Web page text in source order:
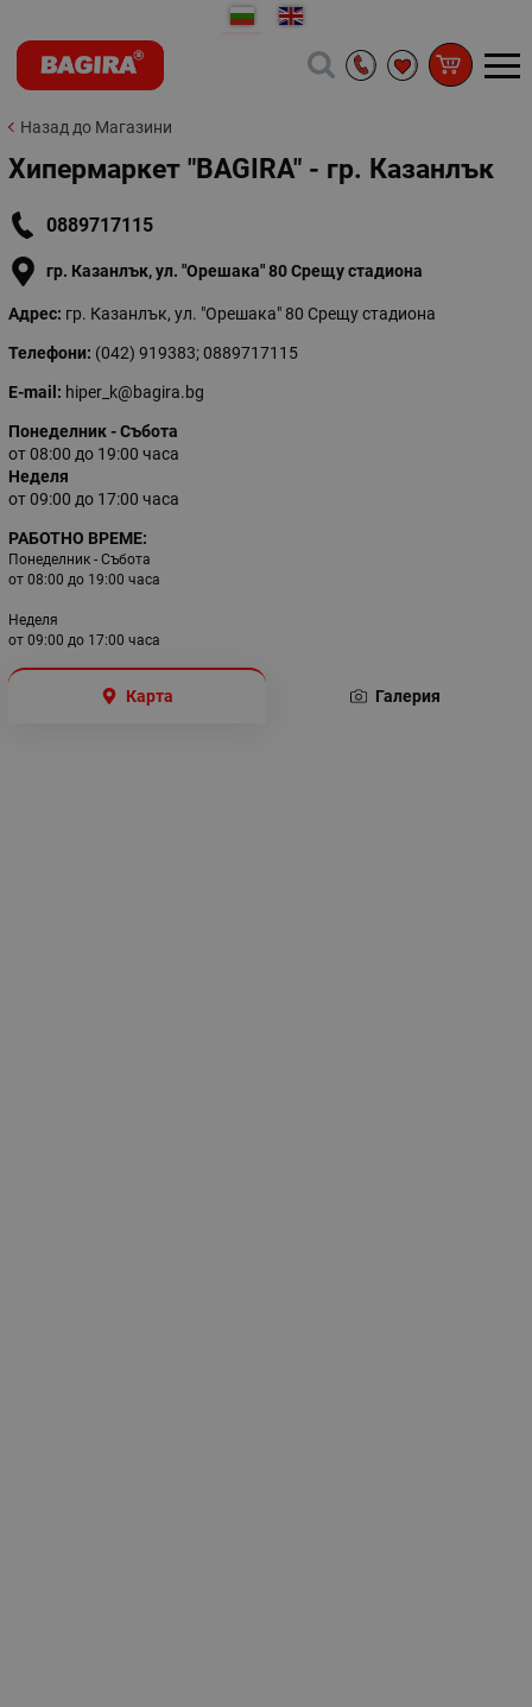
Назад до Магазини
Хипермаркет "BAGIRA" - гр. Казанлък
0889717115
гр. Казанлък, ул. "Орешака" 80 Срещу стадиона
Адрес: гр. Казанлък, ул. "Орешака" 80 Срещу стадиона
Телефони: (042) 919383; 0889717115
E-mail: hiper_k@bagira.bg
Понеделник - Събота
от 08:00 до 19:00 часа
Неделя
от 09:00 до 17:00 часа
РАБОТНО ВРЕМЕ:
Понеделник - Събота
от 08:00 до 19:00 часа
Неделя
от 09:00 до 17:00 часа
Карта Галерия